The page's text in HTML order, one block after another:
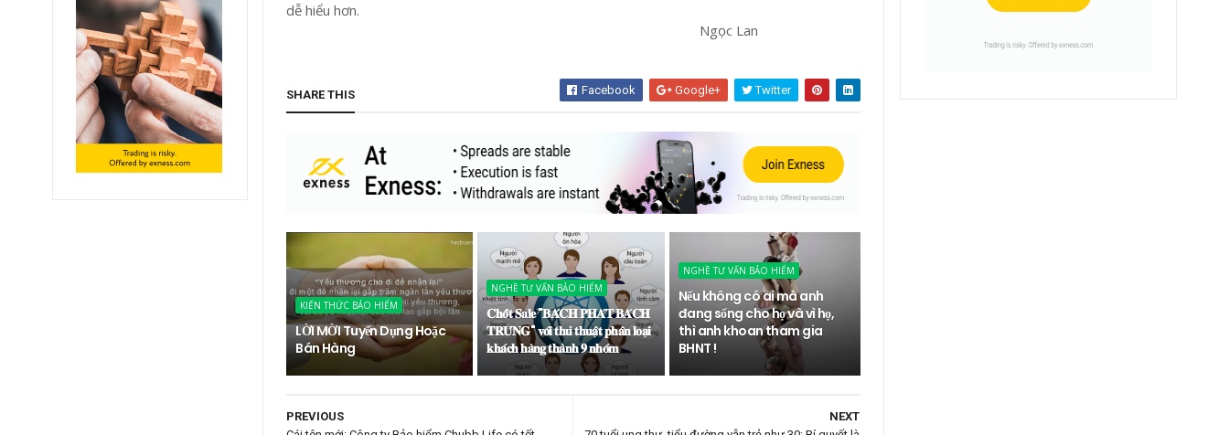
dễ hiểu hơn.
Ngọc Lan
SHARE THIS Facebook Google+ Twitter
KIẾN THỨC BẢO HIỂM
LỜI MỜI Tuyển Dụng Hoặc
Bán Hàng
NGHỀ TƯ VẤN BẢO HIỂM
𝐂𝐡𝐨̂́𝐭 𝐒𝐚𝐥𝐞 "𝐁𝐀́𝐂𝐇 𝐏𝐇𝐀́𝐓 𝐁𝐀́𝐂𝐇
𝐓𝐑𝐔́𝐍𝐆" 𝐯𝐨̛́𝐢 𝐭𝐡𝐮̉ 𝐭𝐡𝐮𝐚̣̂𝐭 𝐩𝐡𝐚̂𝐧 𝐥𝐨𝐚̣𝐢
𝐤𝐡𝐚́𝐜𝐡 𝐡𝐚̀𝐧𝐠 𝐭𝐡𝐚̀𝐧𝐡 𝟗 𝐧𝐡𝐨́𝐦
NGHỀ TƯ VẤN BẢO HIỂM
Nếu không có ai mà anh
đang sống cho họ và vì họ,
thì anh khoan tham gia
BHNT !
NEXT
PREVIOUS